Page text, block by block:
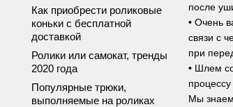
после
• Очень
связи с
при
• Шлем
процессу
Мы
Как приобрести роликовые
коньки с бесплатной
доставкой
Ролики или самокат, тренды
2020 года
Популярные трюки,
выполняемые на роликах